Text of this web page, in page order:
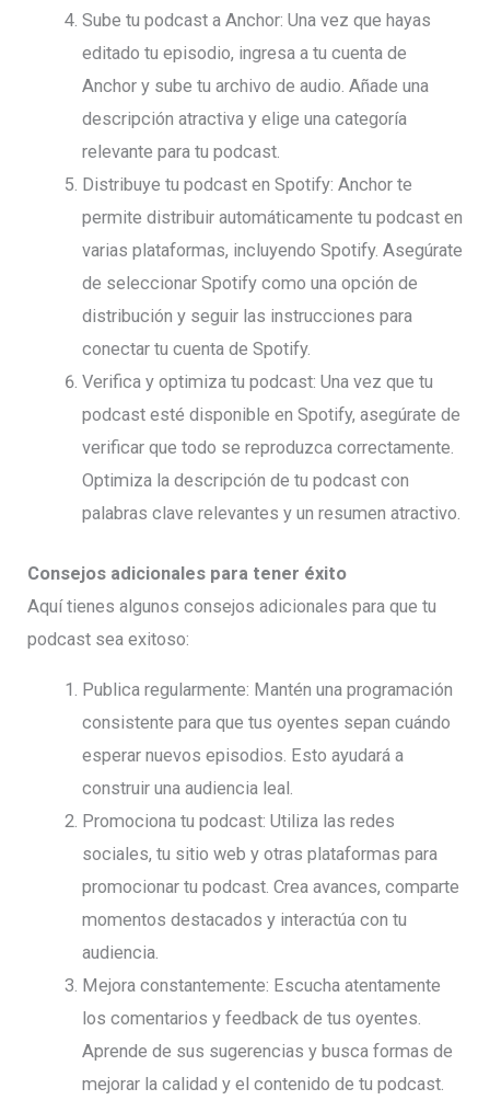
Sube tu podcast a Anchor: Una vez que hayas
editado tu episodio, ingresa a tu cuenta de
Anchor y sube tu archivo de audio. Añade una
descripción atractiva y elige una categoría
relevante para tu podcast.
Distribuye tu podcast en Spotify: Anchor te
permite distribuir automáticamente tu podcast en
varias plataformas, incluyendo Spotify. Asegúrate
de seleccionar Spotify como una opción de
distribución y seguir las instrucciones para
conectar tu cuenta de Spotify.
Verifica y optimiza tu podcast: Una vez que tu
podcast esté disponible en Spotify, asegúrate de
verificar que todo se reproduzca correctamente.
Optimiza la descripción de tu podcast con
palabras clave relevantes y un resumen atractivo.
Consejos adicionales para tener éxito
Aquí tienes algunos consejos adicionales para que tu
podcast sea exitoso:
Publica regularmente: Mantén una programación
consistente para que tus oyentes sepan cuándo
esperar nuevos episodios. Esto ayudará a
construir una audiencia leal.
Promociona tu podcast: Utiliza las redes
sociales, tu sitio web y otras plataformas para
promocionar tu podcast. Crea avances, comparte
momentos destacados y interactúa con tu
audiencia.
Mejora constantemente: Escucha atentamente
los comentarios y feedback de tus oyentes.
Aprende de sus sugerencias y busca formas de
mejorar la calidad y el contenido de tu podcast.